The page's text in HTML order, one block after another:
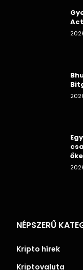
NÉPSZERŰ
Kripto hírek
Kriptovaluta